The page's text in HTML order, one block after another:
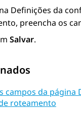
Definições da
, preencha os
Salvar.
campos da página
roteamento